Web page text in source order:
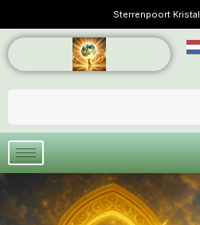
Sterrenpoort